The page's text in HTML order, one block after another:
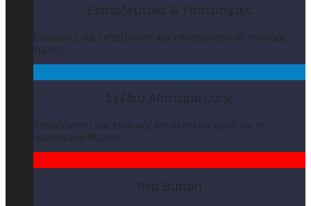
Εκπαιδευτικά & Υποτροφίες
Ευκαιρίες για εκπαίδευση και επασχόληση σε πολλούς
τομείς
Σχέδιο Αποταμίευσης
Καθοδήγηση και επιλογές κατάλληλων σχεδίων σε
οικονομικά θέματα
Red Button